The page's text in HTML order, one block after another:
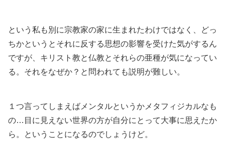
という私も別に宗教家の家に生まれたわけではなく、どっ
ちかというとそれに反する思想の影響を受けた気がするん
ですが、キリスト教と仏教とそれらの亜種が気になってい
る。それをなぜか？と問われても説明が難しい。
１つ言ってしまえばメンタルというかメタフィジカルなも
の…目に見えない世界の方が自分にとって大事に思えたか
ら。ということになるのでしょうけど。